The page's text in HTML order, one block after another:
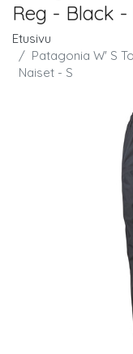
Reg - Black -
Etusivu
Patagonia W' S
Naiset - S